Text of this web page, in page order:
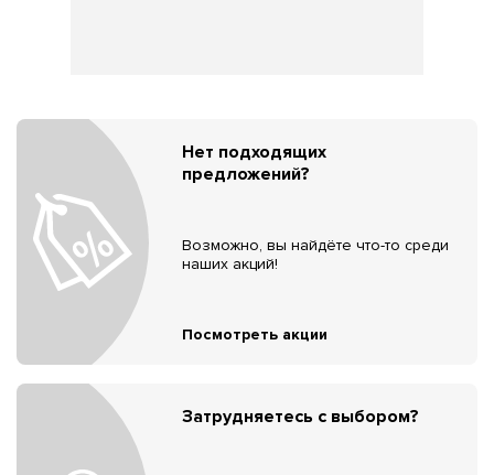
Нет подходящих
предложений?
Возможно, вы найдёте что-то среди
наших акций!
Посмотреть акции
Затрудняетесь с выбором?